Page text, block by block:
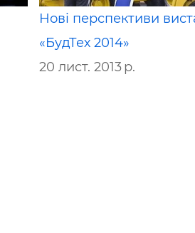
Нові перспективи
«БудТех 2014»
20 лист. 2013 р.